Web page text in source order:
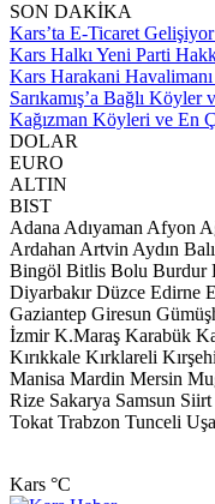
SON DAKİKA
Kars’ta E-Ticaret
Kars Halkı Yeni Parti
Kars Harakani
Sarıkamış’a Bağlı Köyler
Kağızman Köyleri ve En
DOLAR
EURO
ALTIN
BIST
Adana Adıyaman Afyon
Ardahan Artvin Aydın
Bingöl Bitlis Bolu Burdur
Diyarbakır Düzce Edirne
Gaziantep Giresun
İzmir K.Maraş Karabük
Kırıkkale Kırklareli
Manisa Mardin Mersin
Rize Sakarya Samsun Siirt
Tokat Trabzon Tunceli
Kars °C